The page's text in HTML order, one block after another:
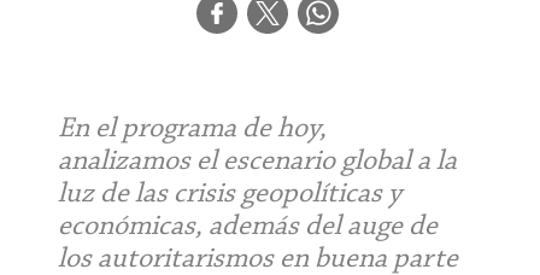
En el programa de hoy,
analizamos el escenario global a la
luz de las crisis geopolíticas y
económicas, además del auge de
los autoritarismos en buena parte